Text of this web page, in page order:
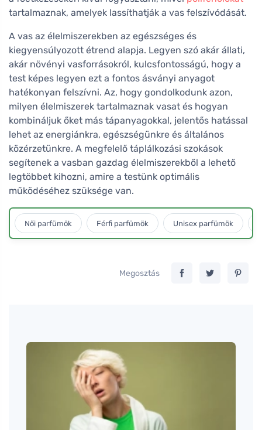
tartalmaznak, amelyek lassíthatják a vas felszívódását.
A vas az élelmiszerekben az egészséges és
kiegyensúlyozott étrend alapja. Legyen szó akár állati,
akár növényi vasforrásokról, kulcsfontosságú, hogy a
test képes legyen ezt a fontos ásványi anyagot
hatékonyan felszívni. Az, hogy gondolkodunk azon,
milyen élelmiszerek tartalmaznak vasat és hogyan
kombináljuk őket más tápanyagokkal, jelentős hatással
lehet az energiánkra, egészségünkre és általános
közérzetünkre. A megfelelő táplálkozási szokások
segítenek a vasban gazdag élelmiszerekből a lehető
legtöbbet kihozni, amire a testünk optimális
működéséhez szüksége van.
Női parfümök Férfi parfümök Unisex parfümök
Megosztás